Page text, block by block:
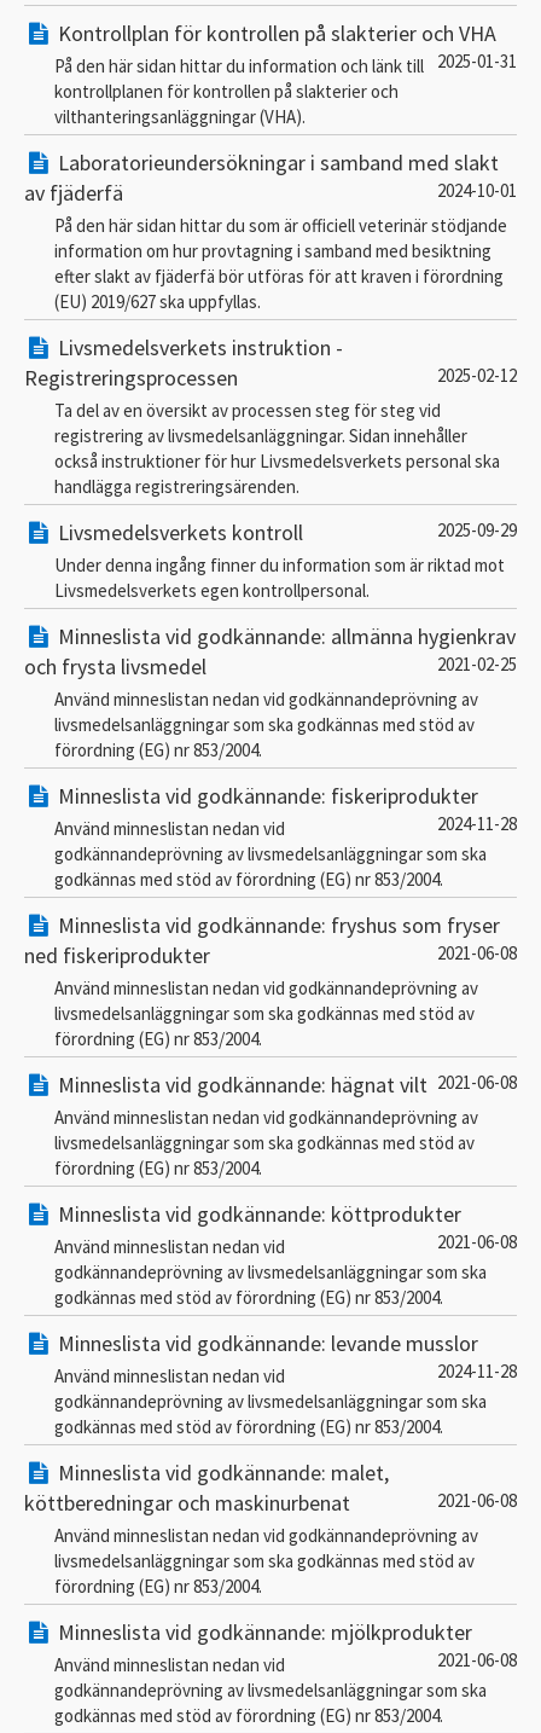
Kontrollplan för kontrollen på slakterier och VHA
2025-01-31
På den här sidan hittar du information och länk till
kontrollplanen för kontrollen på slakterier och
vilthanteringsanläggningar (VHA).
Laboratorieundersökningar i samband med slakt
av fjäderfä
2024-10-01
På den här sidan hittar du som är officiell veterinär stödjande
information om hur provtagning i samband med besiktning
efter slakt av fjäderfä bör utföras för att kraven i förordning
(EU) 2019/627 ska uppfyllas.
Livsmedelsverkets instruktion -
Registreringsprocessen
2025-02-12
Ta del av en översikt av processen steg för steg vid
registrering av livsmedelsanläggningar. Sidan innehåller
också instruktioner för hur Livsmedelsverkets personal ska
handlägga registreringsärenden.
Livsmedelsverkets kontroll
2025-09-29
Under denna ingång finner du information som är riktad mot
Livsmedelsverkets egen kontrollpersonal.
Minneslista vid godkännande: allmänna hygienkrav
och frysta livsmedel
2021-02-25
Använd minneslistan nedan vid godkännandeprövning av
livsmedelsanläggningar som ska godkännas med stöd av
förordning (EG) nr 853/2004.
Minneslista vid godkännande: fiskeriprodukter
2024-11-28
Använd minneslistan nedan vid
godkännandeprövning av livsmedelsanläggningar som ska
godkännas med stöd av förordning (EG) nr 853/2004.
Minneslista vid godkännande: fryshus som fryser
ned fiskeriprodukter
2021-06-08
Använd minneslistan nedan vid godkännandeprövning av
livsmedelsanläggningar som ska godkännas med stöd av
förordning (EG) nr 853/2004.
Minneslista vid godkännande: hägnat vilt 2021-06-08
Använd minneslistan nedan vid godkännandeprövning av
livsmedelsanläggningar som ska godkännas med stöd av
förordning (EG) nr 853/2004.
Minneslista vid godkännande: köttprodukter
2021-06-08
Använd minneslistan nedan vid
godkännandeprövning av livsmedelsanläggningar som ska
godkännas med stöd av förordning (EG) nr 853/2004.
Minneslista vid godkännande: levande musslor
2024-11-28
Använd minneslistan nedan vid
godkännandeprövning av livsmedelsanläggningar som ska
godkännas med stöd av förordning (EG) nr 853/2004.
Minneslista vid godkännande: malet,
köttberedningar och maskinurbenat
2021-06-08
Använd minneslistan nedan vid godkännandeprövning av
livsmedelsanläggningar som ska godkännas med stöd av
förordning (EG) nr 853/2004.
Minneslista vid godkännande: mjölkprodukter
2021-06-08
Använd minneslistan nedan vid
godkännandeprövning av livsmedelsanläggningar som ska
godkännas med stöd av förordning (EG) nr 853/2004.